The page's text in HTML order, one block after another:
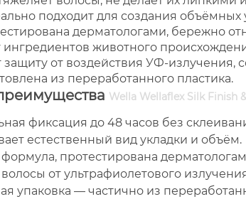
подходит для создания объёмных
дерматологами, бережно
животного
от воздействия УФ-излучения,
из переработанного пластика.
Wella Wellaflex Silk Finish
фиксация до 48 часов без
естественный вид укладки и объём.
формула, протестирована
от ультрафиолетового
упаковка — частично из